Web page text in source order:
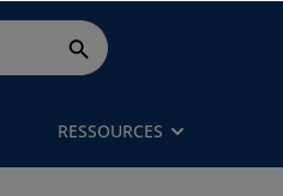
RESSOURCES